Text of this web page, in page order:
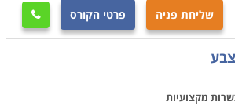
שליחת פניה פרטי הקורס 
מקצועיות